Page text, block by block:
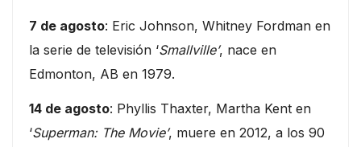
7 de agosto: Eric Johnson, Whitney Fordman en
la serie de televisión ‘Smallville’, nace en
Edmonton, AB en 1979.
14 de agosto: Phyllis Thaxter, Martha Kent en
‘Superman: The Movie’, muere en 2012, a los 90